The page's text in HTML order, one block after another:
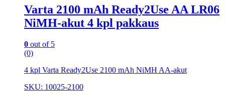
Varta 2100 mAh Ready2Use AA LR06
NiMH-akut 4 kpl pakkaus
0 out of 5
(0)
4 kpl Varta Ready2Use 2100 mAh NiMH AA-akut
SKU: 10025-2100